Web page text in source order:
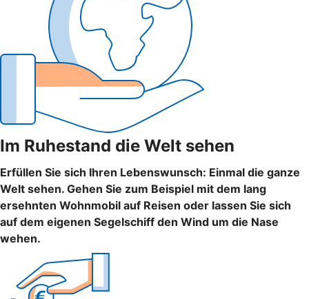
Im Ruhestand die Welt sehen
Erfüllen Sie sich Ihren Lebenswunsch: Einmal die ganze
Welt sehen. Gehen Sie zum Beispiel mit dem lang
ersehnten Wohnmobil auf Reisen oder lassen Sie sich
auf dem eigenen Segelschiff den Wind um die Nase
wehen.